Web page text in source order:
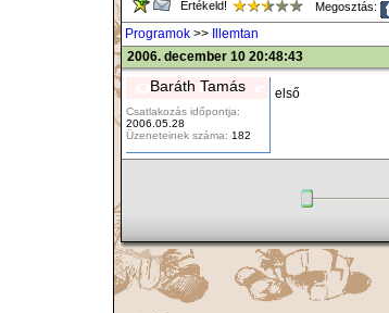
Értékeld! Megosztás:
Programok>> Illemtan
2006. december 10 20:48:43
Baráth Tamás
Csatlakozás időpontja:
2006.05.28
Üzeneteinek száma: 182
első